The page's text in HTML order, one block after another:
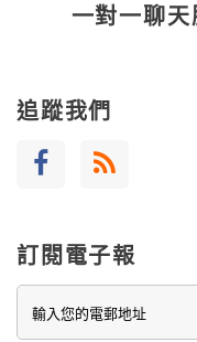
一對一聊天
追蹤我們
訂閱電子報